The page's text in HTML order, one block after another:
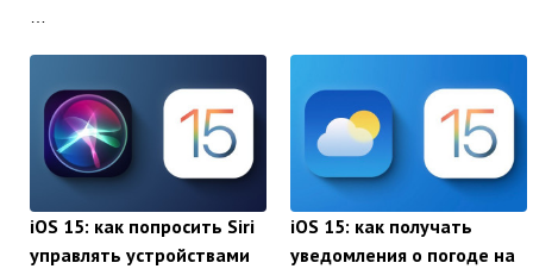
iOS 15: как попросить Siri
управлять устройствами
iOS 15: как получать
уведомления о погоде на